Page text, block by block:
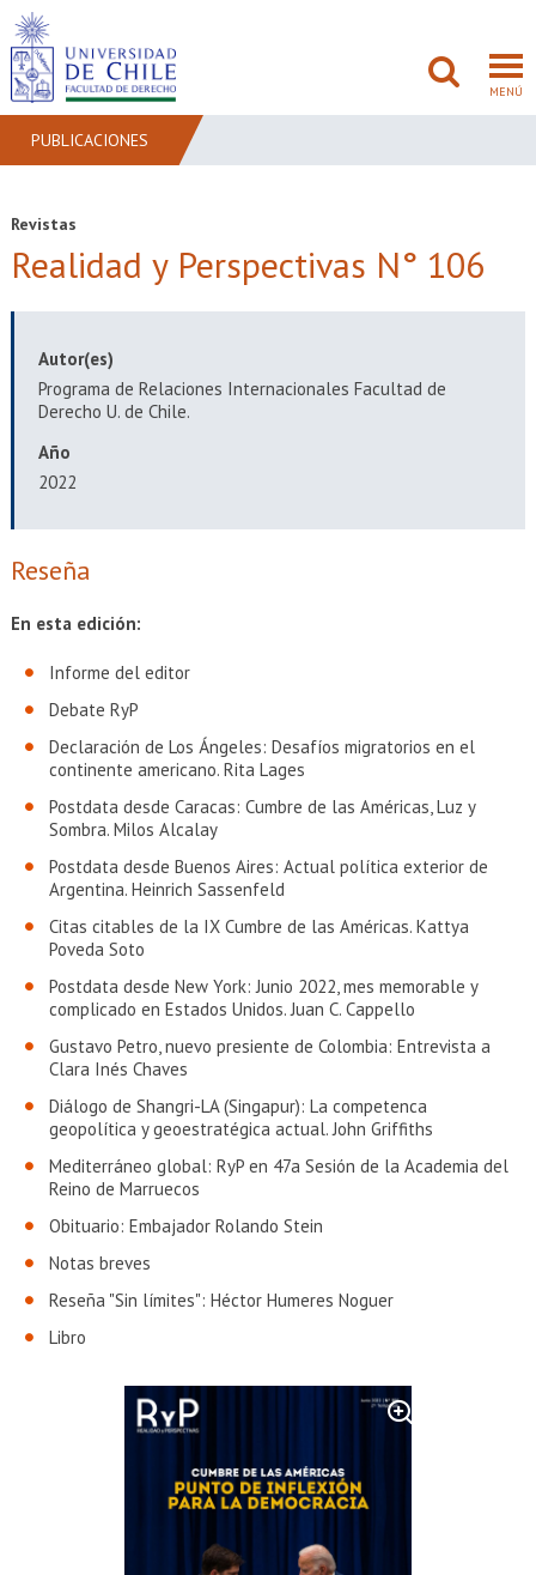
MENÚ
PREGRADO
POSTGRADO
EXTENSIÓN
PUBLICACIONES
Revistas
Realidad y Perspectivas N° 106
Autor(es)
Programa de Relaciones Internacionales Facultad de
Derecho U. de Chile.
Año
2022
Reseña
En esta edición:
Informe del editor
Debate RyP
Declaración de Los Ángeles: Desafíos migratorios en el
continente americano. Rita Lages
Postdata desde Caracas: Cumbre de las Américas, Luz y
Sombra. Milos Alcalay
Postdata desde Buenos Aires: Actual política exterior de
Argentina. Heinrich Sassenfeld
Citas citables de la IX Cumbre de las Américas. Kattya
Poveda Soto
Postdata desde New York: Junio 2022, mes memorable y
complicado en Estados Unidos. Juan C. Cappello
Gustavo Petro, nuevo presiente de Colombia: Entrevista a
Clara Inés Chaves
Diálogo de Shangri-LA (Singapur): La competenca
geopolítica y geoestratégica actual. John Griffiths
Mediterráneo global: RyP en 47a Sesión de la Academia del
Reino de Marruecos
Obituario: Embajador Rolando Stein
Notas breves
Reseña "Sin límites": Héctor Humeres Noguer
Libro